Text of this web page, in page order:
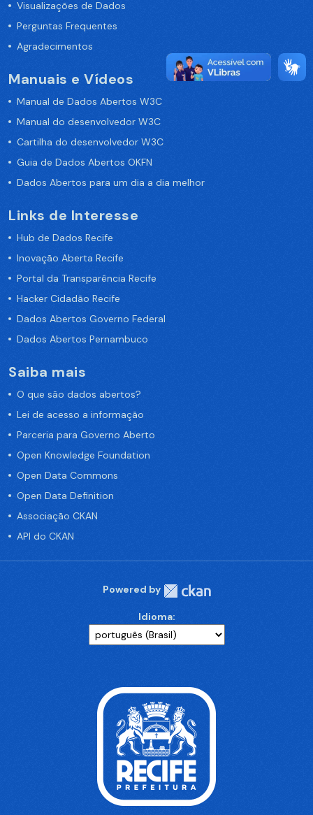
Visualizações de Dados
Perguntas Frequentes
Agradecimentos
Manuais e Vídeos
Manual de Dados Abertos W3C
Manual do desenvolvedor W3C
Cartilha do desenvolvedor W3C
Guia de Dados Abertos OKFN
Dados Abertos para um dia a dia melhor
Links de Interesse
Hub de Dados Recife
Inovação Aberta Recife
Portal da Transparência Recife
Hacker Cidadão Recife
Dados Abertos Governo Federal
Dados Abertos Pernambuco
Saiba mais
O que são dados abertos?
Lei de acesso a informação
Parceria para Governo Aberto
Open Knowledge Foundation
Open Data Commons
Open Data Definition
Associação CKAN
API do CKAN
Powered by
Idioma